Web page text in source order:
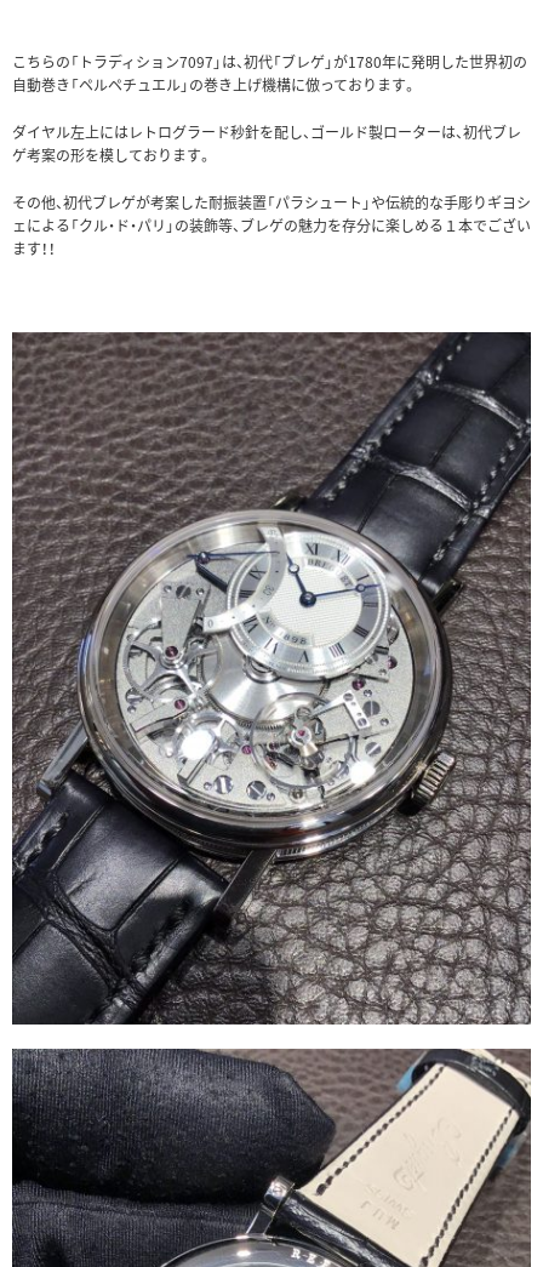
こちらの「トラディション7097」は、初代「ブレゲ」が1780年に発明した世界初の
自動巻き「ペルペチュエル」の巻き上げ機構に倣っております。
ダイヤル左上にはレトログラード秒針を配し、ゴールド製ローターは、初代ブレ
ゲ考案の形を模しております。
その他、初代ブレゲが考案した耐振装置「パラシュート」や伝統的な手彫りギヨシ
ェによる「クル・ド・パリ」の装飾等、ブレゲの魅力を存分に楽しめる１本でござい
ます！！